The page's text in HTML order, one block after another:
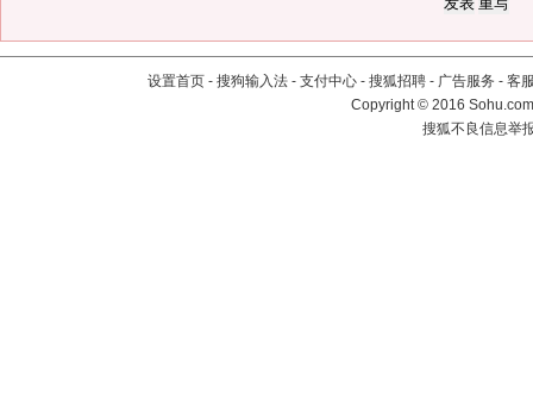
设置首页 - 搜狗输入法 - 支付中心 - 搜狐招聘 - 广告服务 - 客
Copyright©2016
搜狐不良信息举